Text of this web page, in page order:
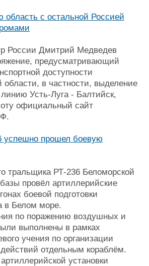
область с остальной Россией
России Дмитрий Медведев
предусматривающий
доступности
области, в частности, выделение
Усть-Луга - Балтийск,
официальный сайт
успешно прошел боевую
тральщика РТ-236 Беломорской
провёл артиллерийские
боевой подготовки
в Белом море.
по поражению воздушных и
выполнены в рамках
учения по организации
отдельным кораблём.
установки